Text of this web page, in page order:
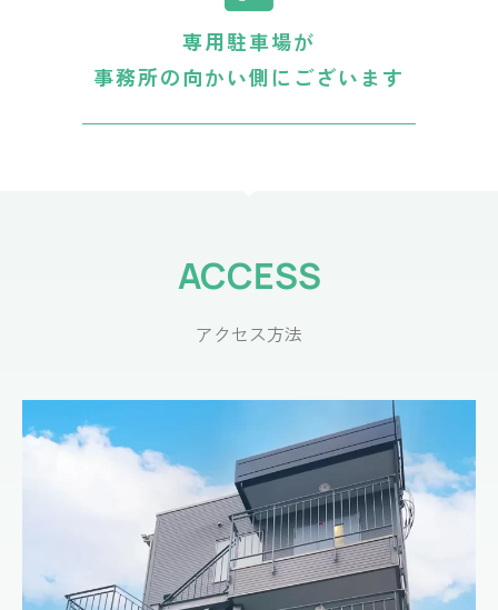
専用駐車場が
事務所の向かい側にございます
ACCESS
アクセス方法